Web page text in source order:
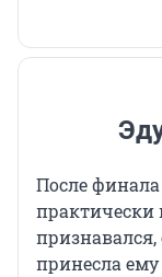
После
практически
принесла ему